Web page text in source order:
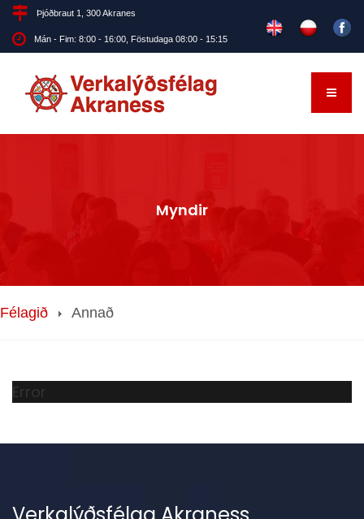
Þjóðbraut 1, 300 Akranes
Mán - Fim: 8:00 - 16:00, Föstudaga 08:00 - 15:15
Myndir
Félagið Annað
Error